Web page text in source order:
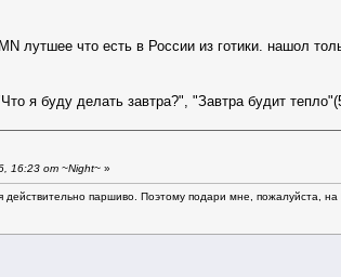
лутшее что есть в России из готики. нашол
я буду делать завтра?", "Завтра будит
16:23 от ~Night~ »
действительно паршиво. Поэтому подари мне, пожалуйста,